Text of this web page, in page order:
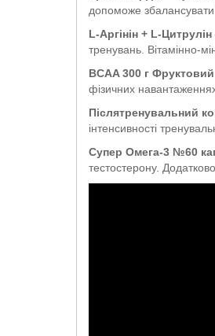
допоможе
L-Аргінін + L-Цитрулін
тренувань. Вітамінно-
BCAA 300 г
фізичних
Післятренувальний
інтенсивності
Супер Омега-3 №60
тестостерону.